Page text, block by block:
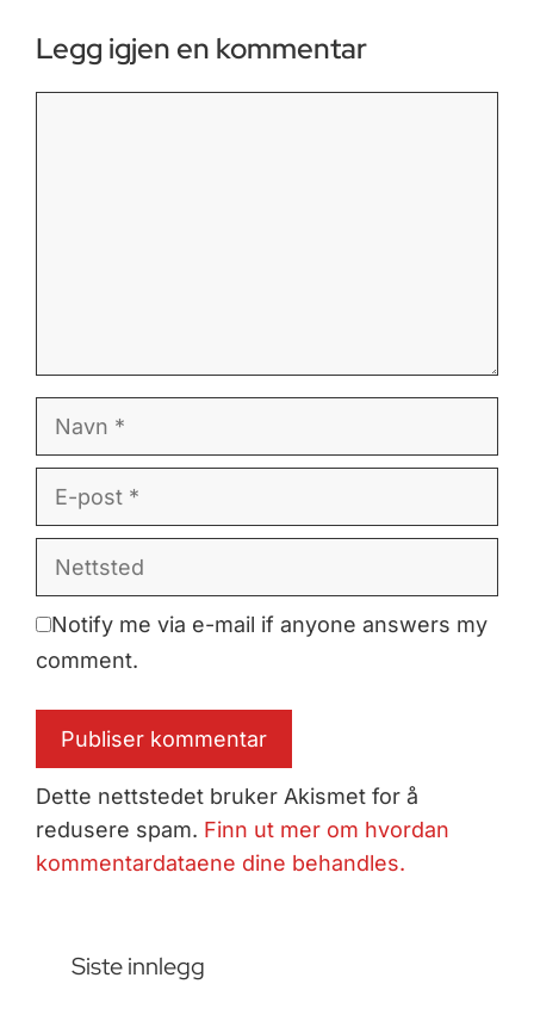
Legg igjen en kommentar
post
Notify me via e-mail if anyone answers my
comment.
Dette nettstedet bruker Akismet for å
redusere spam. Finn ut mer om hvordan
kommentardataene dine behandles.
Siste innlegg